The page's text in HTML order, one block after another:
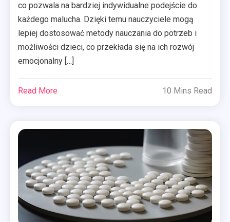
co pozwala na bardziej indywidualne podejście do
każdego malucha. Dzięki temu nauczyciele mogą
lepiej dostosować metody nauczania do potrzeb i
możliwości dzieci, co przekłada się na ich rozwój
emocjonalny […]
Read More 10 Mins Read